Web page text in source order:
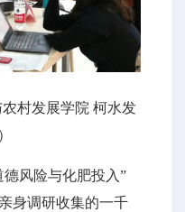
农村发展学院 柯水发
风险与化肥投入”
身调研收集的一千